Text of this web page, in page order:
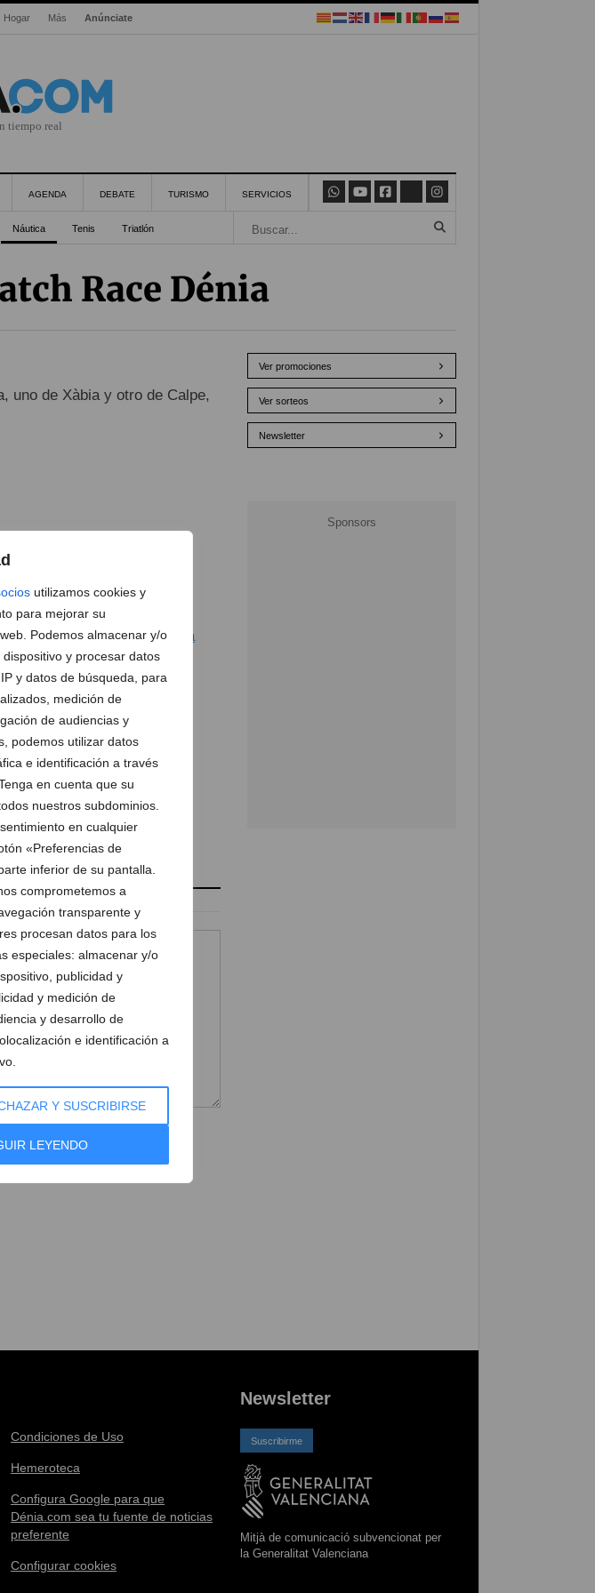
utilizamos cookies y
para mejorar su
Podemos almacenar y/o
y procesar datos
y datos de búsqueda, para
medición de
de audiencias y
podemos utilizar datos
e identificación a través
en cuenta que su
nuestros subdominios.
en cualquier
«Preferencias de
inferior de su pantalla.
comprometemos a
transparente y
procesan datos para los
especiales: almacenar y/o
publicidad y
y medición de
y desarrollo de
e identificación a
Y SUSCRIBIRSE
LEYENDO
Hogar Más Anúnciate
tiempo real
AGENDA DEBATE TURISMO SERVICIOS
Náutica Tenis Triatlón
Race Dénia
uno de Xàbia y otro de Calpe,
en el Match Race de Dénia
Ver promociones
Ver sorteos
Newsletter
Condiciones de Uso
Hemeroteca
Configura Google para que
Dénia.com sea tu fuente de noticias
preferente
Configurar cookies
Newsletter
Suscribirme
Mitjà de comunicació subvencionat per
la Generalitat Valenciana